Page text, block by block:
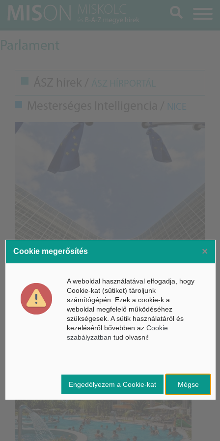
Keresés
Parlament
NICE
Életbe léptek az Európai Unióban a mesterséges intelligencia
Gyorsabbá válhat a fúziós üzemanyag fejlesztése a
mesterséges intelligenciával
Látó robotkerekesszék segíthet önállóbbá tenni a
mozgáskorlátozott embereket
Belföldi hírek /BELFÖLD
Cookie megerősítés ×
A weboldal használatával elfogadja, hogy
Cookie-kat (sütiket) tároljunk
számítógépén. Ezek a cookie-k a
weboldal megfelelő működéséhez
szükségesek. A sütik használatáról és
kezeléséről bővebben az Cookie
szabályzatban tud olvasni!
Mégse
Engedélyezem a Cookie-kat